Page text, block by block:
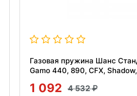
Газовая пружина Шанс
Gamo 440, 890, CFX,
1 092 4 532